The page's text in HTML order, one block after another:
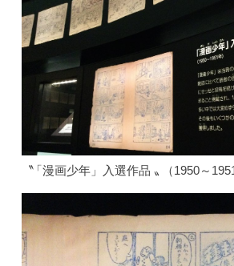
〝「漫画少年」入選作品 〟 （1950～